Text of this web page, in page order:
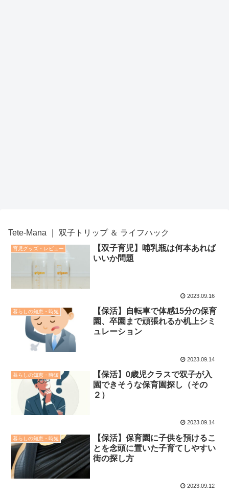
Tete-Mana ｜ 双子トリップ ＆ ライフハック
育児グッズ・レビュー
【双子育児】哺乳瓶は何本あれば
いいか問題
2023.09.16
暮らしの知恵・時短
【保活】自転車で体感15分の保育
園、卒園まで頑張れるか机上シミ
ュレーション
2023.09.14
暮らしの知恵・時短
【保活】0歳児クラスで双子が入
園できそうな保育園探し（その
２）
2023.09.14
暮らしの知恵・時短
【保活】保育園に子供を預けるこ
とを念頭に置いた子育てしやすい
街の探し方
2023.09.12